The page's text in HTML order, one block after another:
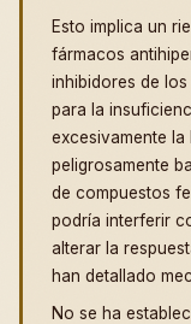
Esto implica un
fármacos
inhibidores de
para la
excesivamente
peligrosamente
de compuestos
podría interferir
alterar la
han detallado
No se ha